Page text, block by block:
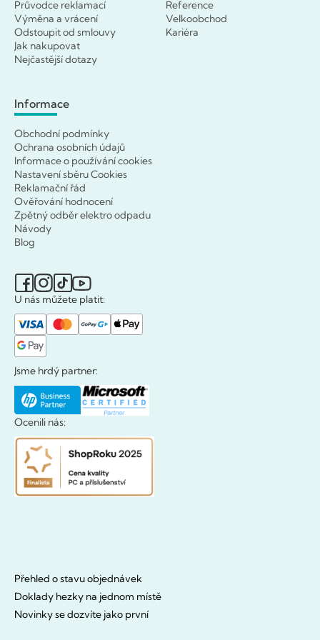
Průvodce reklamací
Výměna a vrácení
Odstoupit od smlouvy
Jak nakupovat
Nejčastější dotazy
Reference
Velkoobchod
Kariéra
Informace
Obchodní podmínky
Ochrana osobních údajů
Informace o používání cookies
Nastavení sběru Cookies
Reklamační řád
Ověřování hodnocení
Zpětný odběr elektro odpadu
Návody
Blog
U nás můžete platit:
Jsme hrdý partner:
Ocenili nás:
Přehled o stavu objednávek
Doklady hezky na jednom místě
Novinky se dozvíte jako první